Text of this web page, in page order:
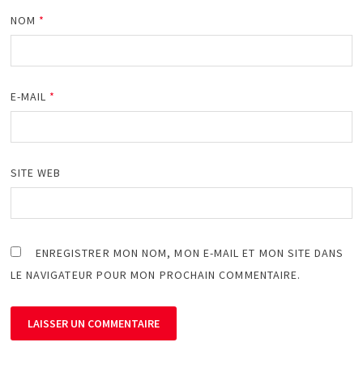
NOM *
E-MAIL *
SITE WEB
ENREGISTRER MON NOM, MON E-MAIL ET MON SITE DANS
LE NAVIGATEUR POUR MON PROCHAIN COMMENTAIRE.